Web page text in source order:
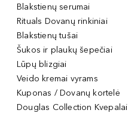
Blakstienų serumai
Rituals Dovanų rinkiniai
Blakstienų tušai
Šukos ir plaukų šepečiai
Lūpų blizgiai
Veido kremai vyrams
Kuponas / Dovanų kortelė
Douglas Collection Kvepalai